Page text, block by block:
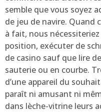
semble que vous soyez
de jeu de navire. Quand
à fait, nous
position, exécuter de
de casino sauf que lire
sauterie ou en courbe.
d’une appareil du
paraît ni amusant ni
dans lèche-vitrine leurs